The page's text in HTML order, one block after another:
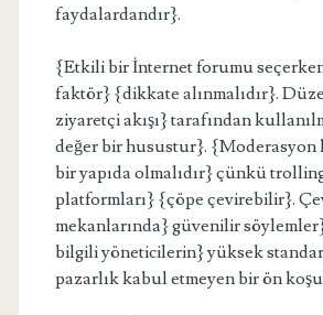
faydalardandır}.
{Etkili bir İnternet forumu
faktör} {dikkate alınmalıdır}.
ziyaretçi akışı} tarafından
değer bir husustur}.
bir yapıda olmalıdır} çünkü
platformları} {çöpe çevirebilir}.
mekanlarında} güvenilir
bilgili yöneticilerin} yüksek
pazarlık kabul etmeyen bir ön